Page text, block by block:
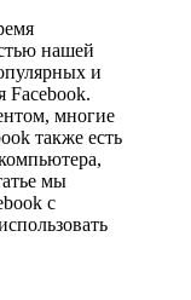
нашей
и
Facebook.
многие
также есть
мы
с